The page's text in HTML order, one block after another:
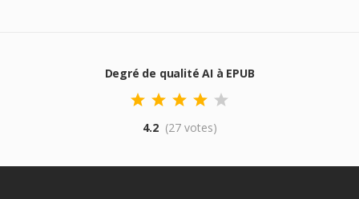
Degré de qualité AI à EPUB
4.2 (27 votes)